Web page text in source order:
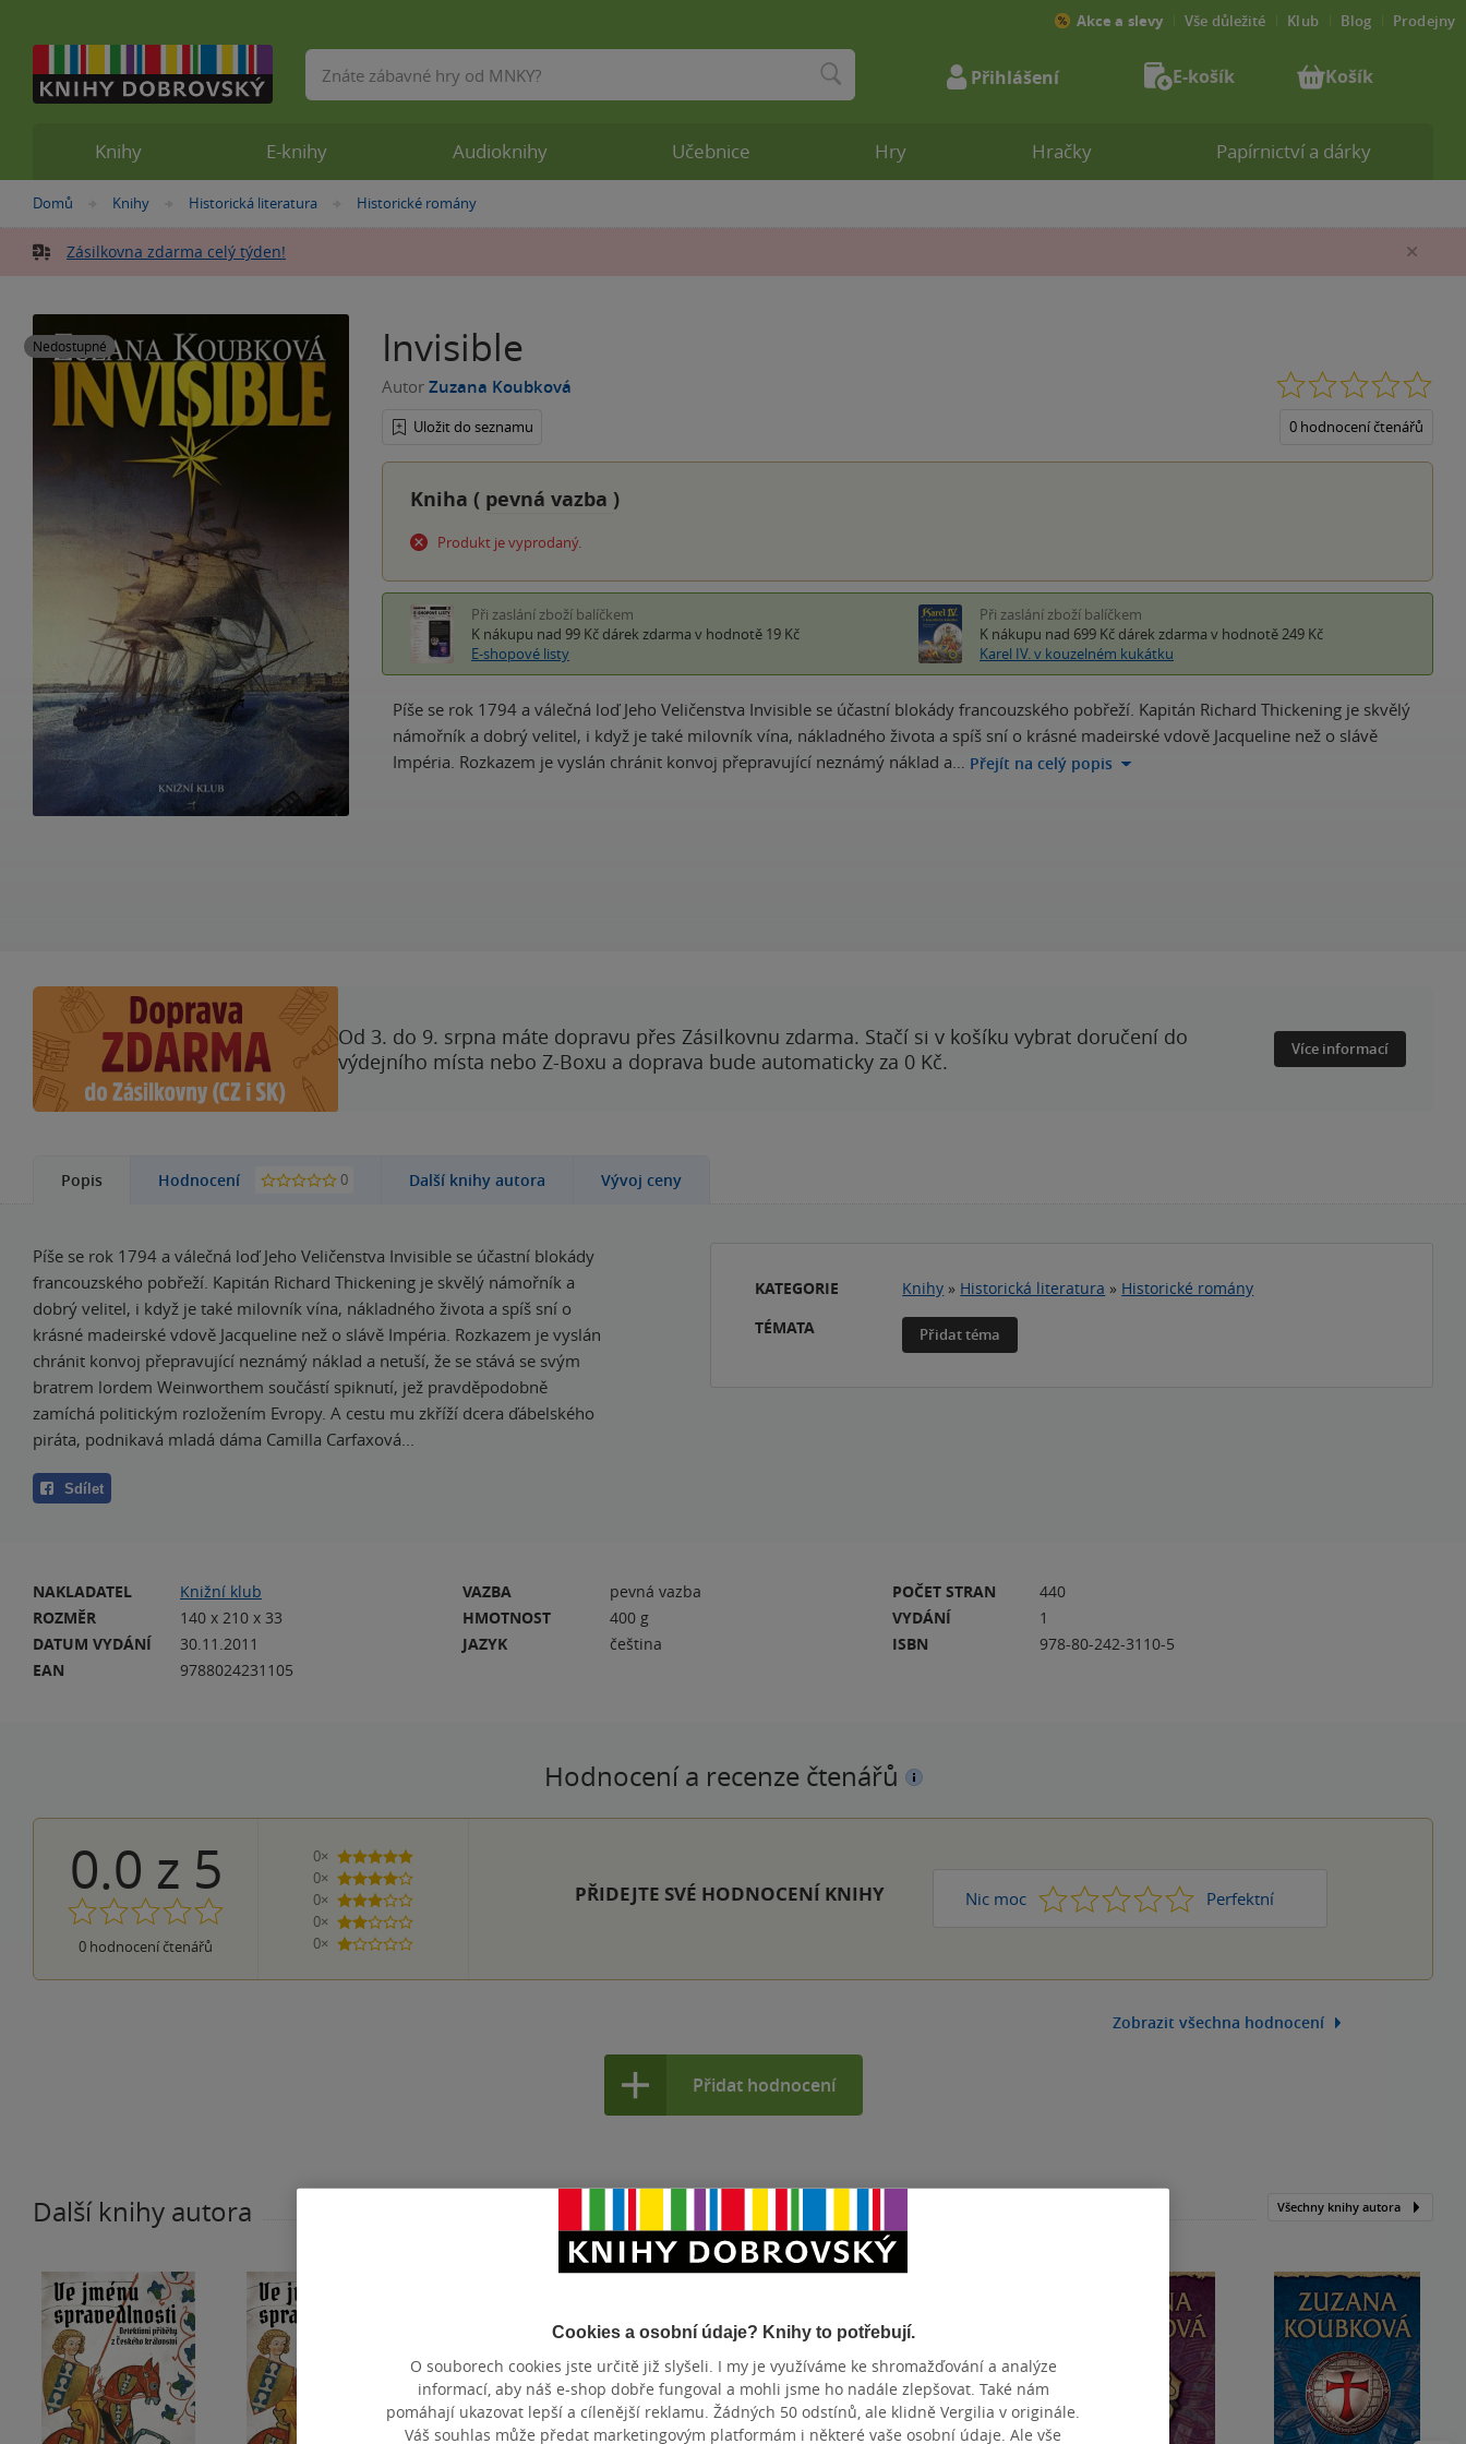
Nacházíte
zde:
Domů »
Knihy »Historická literatura »Historické romány
Zásilkovna zdarma celý týden!
Nedostupné Invisible
Autor Zuzana Koubková
Uložit do seznamu 0 hodnocení čtenářů
Kniha ( pevná vazba )
Produkt je vyprodaný.
Při zaslání zboží balíčkem
K nákupu nad 99 Kč dárek zdarma v hodnotě 19 Kč
E-shopové listy
Při zaslání zboží balíčkem
K nákupu nad 699 Kč dárek zdarma v hodnotě 249 Kč
Karel IV. v kouzelném kukátku
Píše se rok 1794 a válečná loď Jeho Veličenstva Invisible se účastní blokády francouzského pobřeží. Kapitán Richard Thickening je skvělý
námořník a dobrý velitel, i když je také milovník vína, nákladného života a spíš sní o krásné madeirské vdově Jacqueline než o slávě
Impéria. Rozkazem je vyslán chránit konvoj přepravující neznámý náklad a… Přejít na celý popis
Od 3. do 9. srpna máte dopravu přes Zásilkovnu zdarma. Stačí si v košíku vybrat doručení do
výdejního místa nebo Z-Boxu a doprava bude automaticky za 0 Kč.
Více informací
Popis Hodnocení 0 Další knihy autora Vývoj ceny
Píše se rok 1794 a válečná loď Jeho Veličenstva Invisible se účastní blokády
francouzského pobřeží. Kapitán Richard Thickening je skvělý námořník a
dobrý velitel, i když je také milovník vína, nákladného života a spíš sní o
krásné madeirské vdově Jacqueline než o slávě Impéria. Rozkazem je vyslán
chránit konvoj přepravující neznámý náklad a netuší, že se stává se svým
bratrem lordem Weinworthem součástí spiknutí, jež pravděpodobně
zamíchá politickým rozložením Evropy. A cestu mu zkříží dcera ďábelského
piráta, podnikavá mladá dáma Camilla Carfaxová...
Sdílet
KATEGORIE Knihy » Historická literatura » Historické romány
TÉMATA
Přidat téma
NAKLADATEL
Knižní klub
ROZMĚR
140 x 210 x 33
DATUM VYDÁNÍ
30.11.2011
EAN
9788024231105
VAZBA
pevná vazba
HMOTNOST
400 g
JAZYK
čeština
POČET STRAN
440
VYDÁNÍ
1
ISBN
978-80-242-3110-5
Hodnocení a recenze čtenářů
0.0 z 5
0 hodnocení čtenářů
0×
5 hvězdiček
0×
4 hvězdičky
0×
3 hvězdičky
0×
2 hvězdičky
0×
1 hvezdička
PŘIDEJTE SVÉ HODNOCENÍ KNIHY Nic moc 1 2 3 4 Perfektní
5
Zobrazit všechna hodnocení
Přidat hodnocení
Další knihy autora Všechny knihy autora
Knihy E-knihy Audioknihy Učebnice Hry Hračky Papírnictví a dárky
Akce a slevy Vše důležité Klub Blog Prodejny
Vyhledávání Přihlášení E-košík Košík
Cookies a osobní údaje? Knihy to potřebují.
O souborech cookies jste určitě již slyšeli. I my je využíváme ke shromažďování a analýze
informací, aby náš e-shop dobře fungoval a mohli jsme ho nadále zlepšovat. Také nám
pomáhají ukazovat lepší a cílenější reklamu. Žádných 50 odstínů, ale klidně Vergilia v originále.
Váš souhlas může předat marketingovým platformám i některé vaše osobní údaje. Ale vše